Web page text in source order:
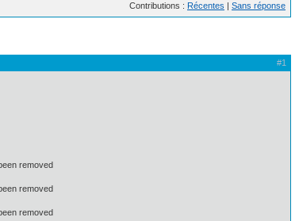
Contributions : Récentes | Sans réponse
#1
removed
removed
removed